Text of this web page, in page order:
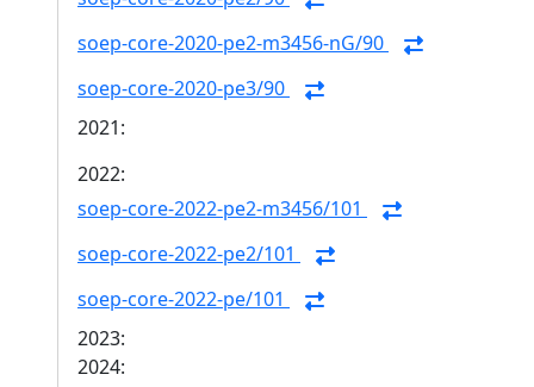
soep-core-2020-pe2-m3456-nG/90
soep-core-2020-pe3/90
2021:
2022:
soep-core-2022-pe2-m3456/101
soep-core-2022-pe2/101
soep-core-2022-pe/101
2023:
2024: